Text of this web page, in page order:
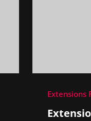
Extensions